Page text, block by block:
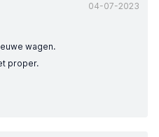
04-07-2023
wagen.
proper.